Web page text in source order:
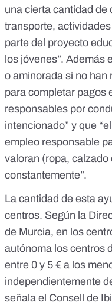
una cierta cantidad de
transporte,
parte del proyecto
los jóvenes”. Además
o aminorada si no han
para completar pagos
responsables por
intencionado” y que
empleo responsable
valoran (ropa,
constantemente”.
La cantidad de esta
centros. Según la
de Murcia, en los
autónoma los centros
entre 0 y 5 € a los
independientemente
señala el Consell de